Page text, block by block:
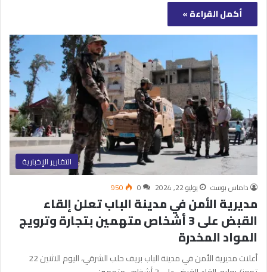
أكمل القراءة »
التقارير الإخبارية
داماس بوست يوليو 22, 2024 0
950
مديرية الأمن في مدينة الباب تعلن إلقاء
القبض على 3 أشخاص متهمين بتجارة وترويج
المواد المخدرة
أعلنت مديرية الأمن في مدينة الباب بريف حلب الشرقي، اليوم الاثنين 22